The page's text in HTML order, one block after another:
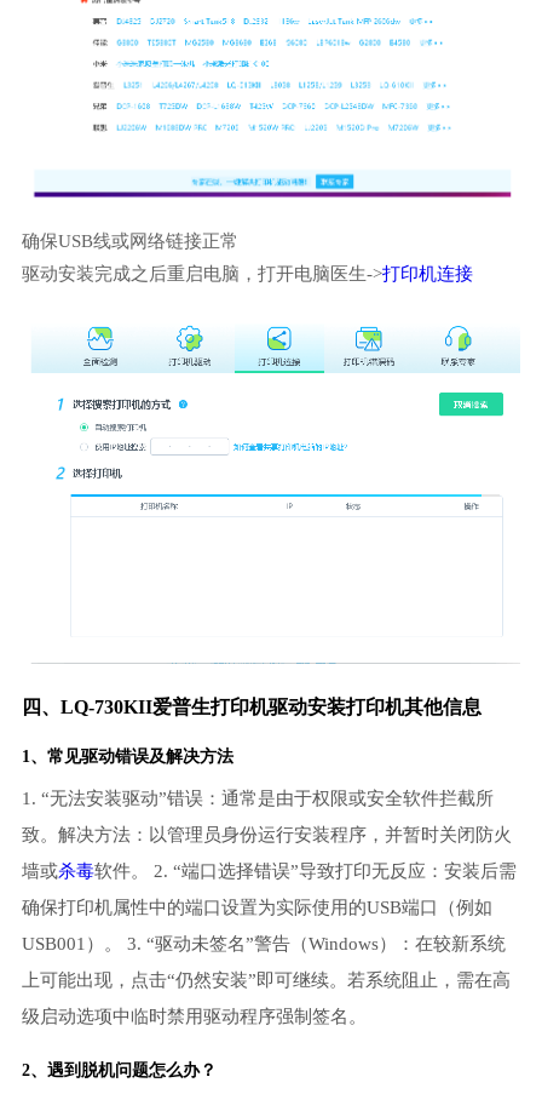
确保USB线或网络链接正常
驱动安装完成之后重启电脑，打开电脑医生->打印机连接
四、LQ-730KII爱普生打印机驱动安装打印机其他信息
1、常见驱动错误及解决方法
1. “无法安装驱动”错误：通常是由于权限或安全软件拦截所
致。解决方法：以管理员身份运行安装程序，并暂时关闭防火
墙或杀毒软件。 2. “端口选择错误”导致打印无反应：安装后需
确保打印机属性中的端口设置为实际使用的USB端口（例如
USB001）。 3. “驱动未签名”警告（Windows）：在较新系统
上可能出现，点击“仍然安装”即可继续。若系统阻止，需在高
级启动选项中临时禁用驱动程序强制签名。
2、遇到脱机问题怎么办？